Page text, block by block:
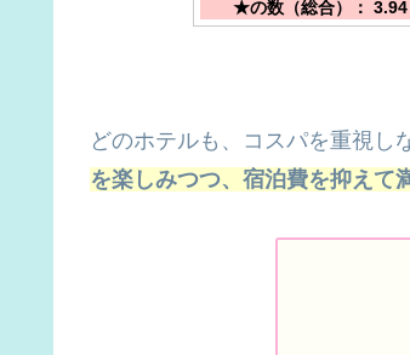
★の数（総合）： 3.94
どのホテルも、コスパを重視し
を楽しみつつ、宿泊費を抑えて